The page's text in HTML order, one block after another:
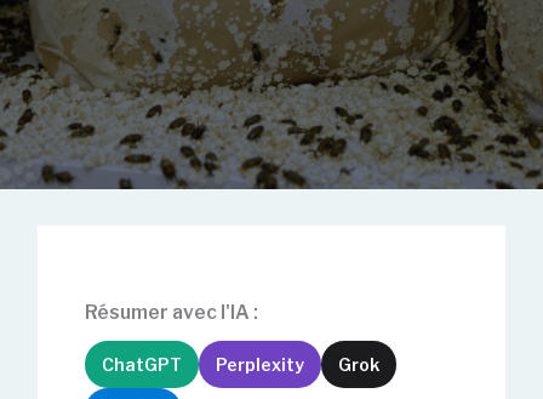
Résumer avec l'IA :
ChatGPT Perplexity Grok